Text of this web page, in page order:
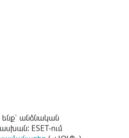
ենք՝ անձնական
ESET-ում